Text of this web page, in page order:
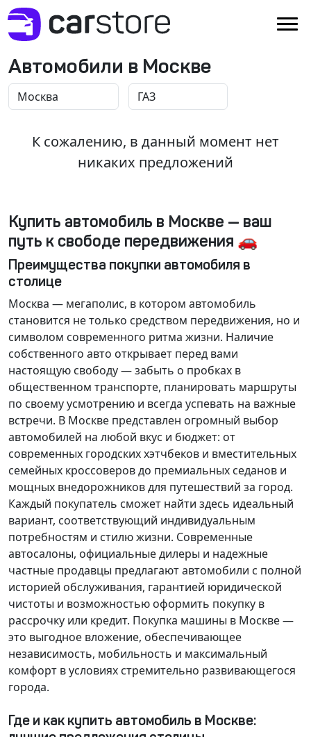
Автомобили в Москве
К сожалению, в данный момент нет
никаких предложений
Купить автомобиль в Москве — ваш
путь к свободе передвижения 🚗
Преимущества покупки автомобиля в
столице
Москва — мегаполис, в котором автомобиль
становится не только средством передвижения, но и
символом современного ритма жизни. Наличие
собственного авто открывает перед вами
настоящую свободу — забыть о пробках в
общественном транспорте, планировать маршруты
по своему усмотрению и всегда успевать на важные
встречи. В Москве представлен огромный выбор
автомобилей на любой вкус и бюджет: от
современных городских хэтчбеков и вместительных
семейных кроссоверов до премиальных седанов и
мощных внедорожников для путешествий за город.
Каждый покупатель сможет найти здесь идеальный
вариант, соответствующий индивидуальным
потребностям и стилю жизни. Современные
автосалоны, официальные дилеры и надежные
частные продавцы предлагают автомобили с полной
историей обслуживания, гарантией юридической
чистоты и возможностью оформить покупку в
рассрочку или кредит. Покупка машины в Москве —
это выгодное вложение, обеспечивающее
независимость, мобильность и максимальный
комфорт в условиях стремительно развивающегося
города.
Где и как купить автомобиль в Москве: